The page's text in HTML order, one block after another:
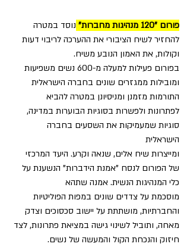
פורום "120 מנהיגות מחברות"
נוסד במטרה
להחזיר לשיח הציבורי את ההערכה לריבוי דעות
וקולות, את האמון הנובע משיח.
בפורום פעילות למעלה מ-600 נשים משפיעות
ומובילות ממגזרים שונים בחברה הישראלית
התורמות מזמנן ומניסיונן במטרה להביא
לפתרונות ולפשרות בסוגיות הבוערות במדינה,
סוגיות שמעמיקות את השסעים בחברה
הישראלית
ומייצרות שיח אלים, שנאה וקרע. היעד המרכזי
של הפורום לנסח "אמנת הידברות" הנשענת על
כלי המנהיגות הנשית. אמנה שתהא
מוסכמת על צדדים שונים במפות הפוליטיות
והחברתיות, מושתתת על יישוב סכסוכים וצדק
מאחה, ותוביל לשינוי גישה במציאת פתרונות, לצד
חיזוק והנכחת הקול והמעשה של נשים.